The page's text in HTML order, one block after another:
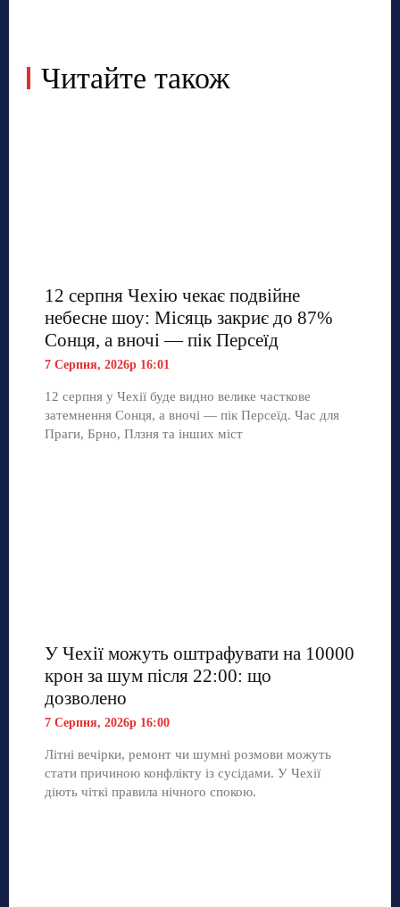
Читайте також
12 серпня Чехію чекає подвійне
небесне шоу: Місяць закриє до 87%
Сонця, а вночі — пік Персеїд
7 Серпня, 2026р 16:01
12 серпня у Чехії буде видно велике часткове
затемнення Сонця, а вночі — пік Персеїд. Час для
Праги, Брно, Плзня та інших міст
У Чехії можуть оштрафувати на 10000
крон за шум після 22:00: що
дозволено
7 Серпня, 2026р 16:00
Літні вечірки, ремонт чи шумні розмови можуть
стати причиною конфлікту із сусідами. У Чехії
діють чіткі правила нічного спокою.